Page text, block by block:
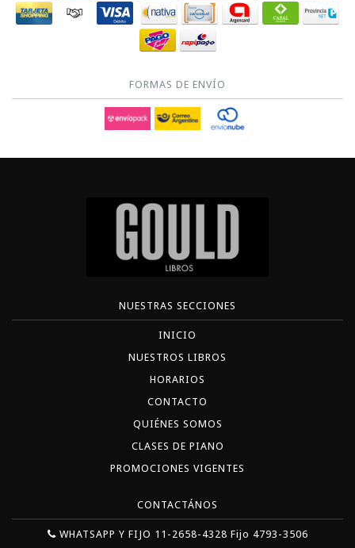
FORMAS DE ENVÍO
NUESTRAS SECCIONES
INICIO
NUESTROS LIBROS
HORARIOS
CONTACTO
QUIÉNES SOMOS
CLASES DE PIANO
PROMOCIONES VIGENTES
CONTACTÁNOS
WHATSAPP Y FIJO 11-2658-4328 Fijo 4793-3506